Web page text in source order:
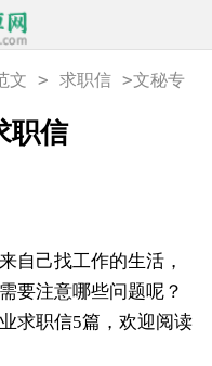
文 > 求职信 >文秘专
职信
己找工作的生活，
要注意哪些问题呢？
求职信5篇，欢迎阅读